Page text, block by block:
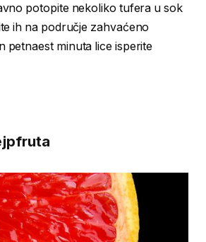
potopite nekoliko tufera u sok
ih na područje zahvaćeno
petnaest minuta lice isperite